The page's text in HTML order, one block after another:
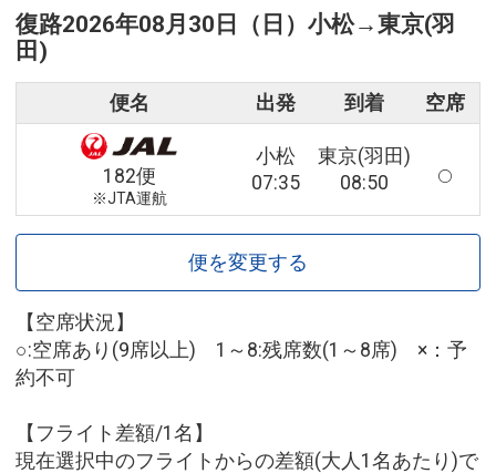
復路2026年08月30日（日） 小松→東京(羽
田)
便名 出発 到着 空席
182便
※JTA運航
小松
07:35
東京(羽田)
08:50
便を変更する
【空席状況】
○:空席あり(9席以上) 1～8:残席数(1～8席) ×：予
約不可
【フライト差額/1名】
現在選択中のフライトからの差額(大人1名あたり)で